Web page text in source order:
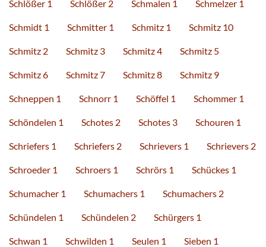
Schlößer 1 Schlößer 2 Schmalen 1 Schmelzer 1
Schmidt 1 Schmitter 1 Schmitz 1 Schmitz 10
Schmitz 2 Schmitz 3 Schmitz 4 Schmitz 5
Schmitz 6 Schmitz 7 Schmitz 8 Schmitz 9
Schneppen 1 Schnorr 1 Schöffel 1 Schommer 1
Schöndelen 1 Schotes 2 Schotes 3 Schouren 1
Schriefers 1 Schriefers 2 Schrievers 1 Schrievers 2
Schroeder 1 Schroers 1 Schrörs 1 Schückes 1
Schumacher 1 Schumachers 1 Schumachers 2
Schündelen 1 Schündelen 2 Schürgers 1
Schwan 1 Schwilden 1 Seulen 1 Sieben 1